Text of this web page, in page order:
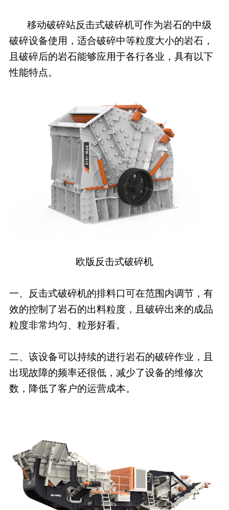
移动破碎站反击式破碎机可作为岩石的中级
破碎设备使用，适合破碎中等粒度大小的岩石，
且破碎后的岩石能够应用于各行各业，具有以下
性能特点。
欧版反击式破碎机
一、反击式破碎机的排料口可在范围内调节，有
效的控制了岩石的出料粒度，且破碎出来的成品
粒度非常均匀、粒形好看。
二、该设备可以持续的进行岩石的破碎作业，且
出现故障的频率还很低，减少了设备的维修次
数，降低了客户的运营成本。